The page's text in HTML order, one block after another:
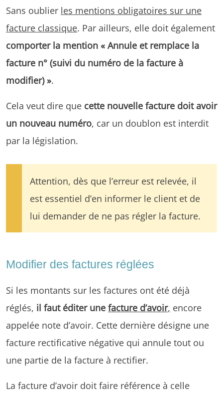
Sans oublier les mentions obligatoires sur une
facture classique. Par ailleurs, elle doit également
comporter la mention « Annule et remplace la
facture n° (suivi du numéro de la facture à
modifier) ».
Cela veut dire que cette nouvelle facture doit avoir
un nouveau numéro, car un doublon est interdit
par la législation.
Attention, dès que l’erreur est relevée, il
est essentiel d’en informer le client et de
lui demander de ne pas régler la facture.
Modifier des factures réglées
Si les montants sur les factures ont été déjà
réglés, il faut éditer une facture d’avoir, encore
appelée note d’avoir. Cette dernière désigne une
facture rectificative négative qui annule tout ou
une partie de la facture à rectifier.
La facture d’avoir doit faire référence à celle